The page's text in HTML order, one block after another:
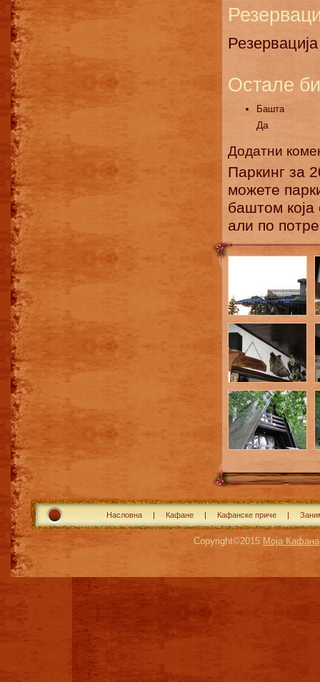
Остале
Башта
Да
Додатни
Паркинг за
можете
баштом која
али по
Насловна Кафане Кафанске приче
Copyright©2015 Моја Кафана